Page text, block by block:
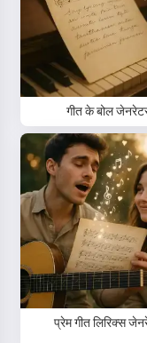
गीत के बोल
प्रेम गीत लिरिक्स